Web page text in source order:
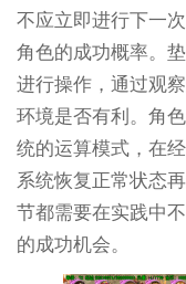
不应立即进行下一
角色的成功概率。
进行操作，通过观
环境是否有利。角
统的运算模式，在
系统恢复正常状态
节都需要在实践中
的成功机会。